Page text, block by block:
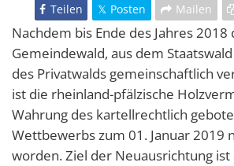
Teilen Posten Mailen
Nachdem bis Ende des Jahres 2018
Gemeindewald, aus dem
des Privatwalds gemeinschaftlich
ist die rheinland-pfälzische
Wahrung des kartellrechtlich
Wettbewerbs zum 01. Januar 2019
worden. Ziel der Neuausrichtung ist